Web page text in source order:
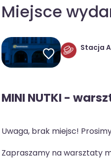
Miejsce
Stacja
MINI NUTKI -
Uwaga, brak miejsc!
Zapraszamy na warsztaty